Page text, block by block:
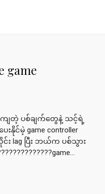
game
တိကျတဲ့ ပစ်ချက်တွေနဲ့ သင့်ရဲ့
းနိုင်မဲ့ game controller
င်း lag ပြီး ဘယ်က ပစ်သွား